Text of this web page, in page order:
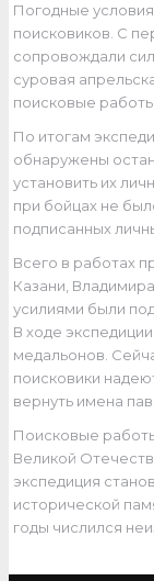
Погодные
поисковиков. С
сопровождали
суровая
поисковые работы.
По итогам
обнаружены
установить их
при бойцах не
подписанных
Всего в работах
Казани,
усилиями были
В ходе
медальонов.
поисковики
вернуть имена
Поисковые
Великой
экспедиция
исторической
годы числился